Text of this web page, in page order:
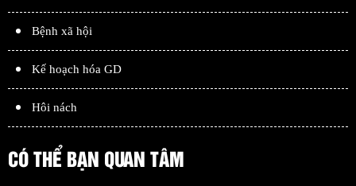
Bệnh xã hội
Kế hoạch hóa GD
Hôi nách
CÓ THỂ BẠN QUAN TÂM